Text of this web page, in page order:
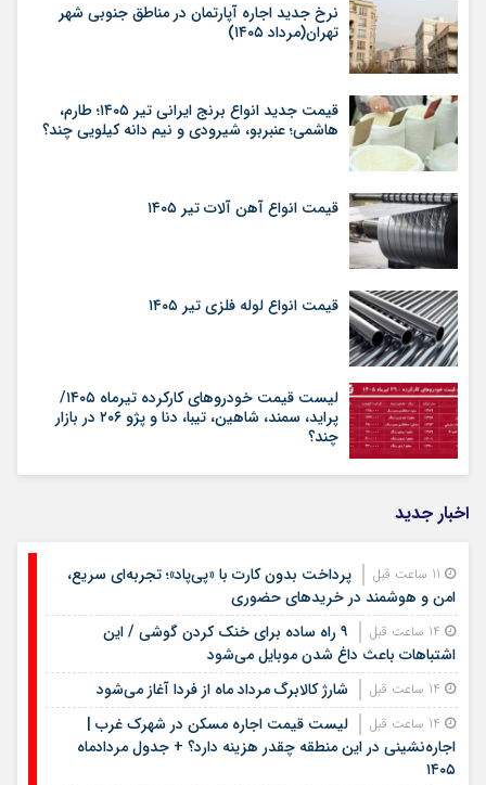
نرخ جدید اجاره آپارتمان در مناطق جنوبی شهر
تهران(مرداد ۱۴۰۵)
قیمت جدید انواع برنج ایرانی تیر ۱۴۰۵؛ طارم،
هاشمی؛ عنبربو، شیرودی و نیم دانه کیلویی چند؟
قیمت انواع آهن آلات تیر ۱۴۰۵
قیمت انواع لوله فلزی تیر ۱۴۰۵
لیست قیمت خودروهای کارکرده تیرماه ۱۴۰۵/
پراید، سمند، شاهین، تیبا، دنا و پژو ۲۰۶ در بازار
چند؟
اخبار جدید
پرداخت بدون کارت با «پی‌پاد»؛ تجربه‌ای سریع،
امن و هوشمند در خریدهای حضوری
۹ راه ساده برای خنک کردن گوشی / این
اشتباهات باعث داغ شدن موبایل می‌شود
شارژ کالابرگ مرداد ماه از فردا آغاز می‌شود
لیست قیمت اجاره مسکن در شهرک غرب |
اجاره‌نشینی در این منطقه چقدر هزینه دارد؟ + جدول مردادماه
۱۴۰۵